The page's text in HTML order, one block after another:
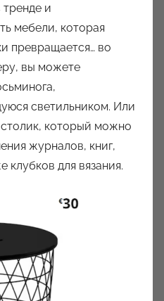
и
мебели, которая
превращается… во
вы можете
светильником. Или
который можно
журналов, книг,
клубков для вязания.